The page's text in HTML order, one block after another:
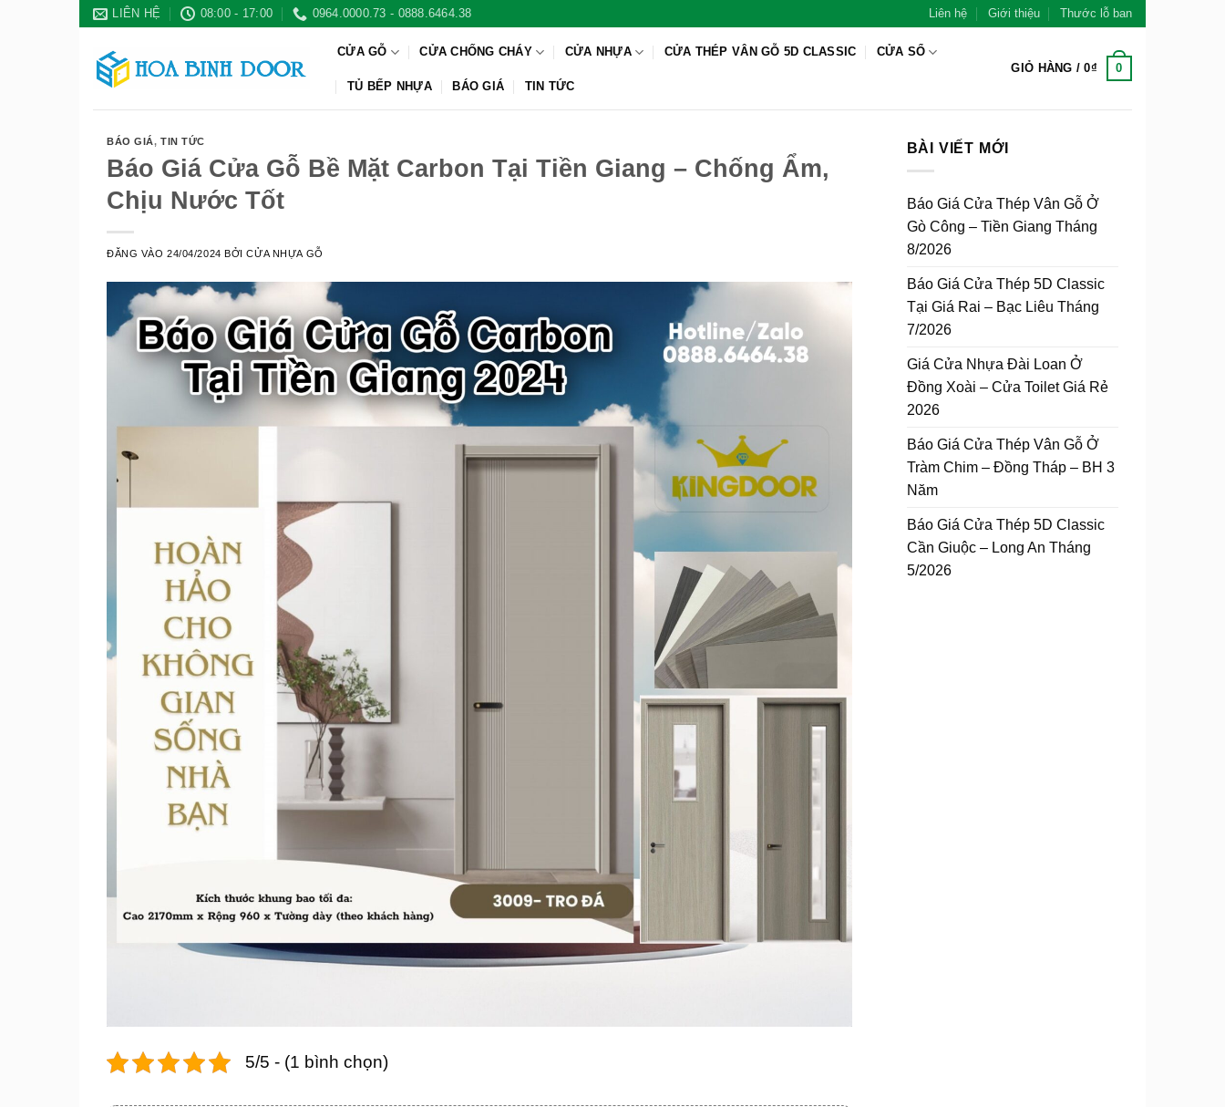
Bỏ
dung
LIÊN HỆ 08:00 - 17:00 0964.0000.73 - 0888.6464.38 Liên hệ Giới thiệu Thước lỗ ban
CỬA GỖ CỬA CHỐNG CHÁY CỬA NHỰA CỬA THÉP VÂN GỖ 5D CLASSIC CỬA SỔ
TỦ BẾP NHỰA BÁO GIÁ TIN TỨC
GIỎ HÀNG /0₫ 0
BÁO GIÁ,TIN TỨC
Báo Giá Cửa Gỗ Bề Mặt Carbon Tại Tiền Giang – Chống Ẩm,
Chịu Nước Tốt
ĐĂNG VÀO24/04/2024 BỞICỬA NHỰA GỖ
5/5 - (1 bình chọn)
BÀI VIẾT MỚI
Báo Giá Cửa Thép Vân Gỗ Ở
Gò Công – Tiền Giang Tháng
8/2026
Báo Giá Cửa Thép 5D Classic
Tại Giá Rai – Bạc Liêu Tháng
7/2026
Giá Cửa Nhựa Đài Loan Ở
Đồng Xoài – Cửa Toilet Giá Rẻ
2026
Báo Giá Cửa Thép Vân Gỗ Ở
Tràm Chim – Đồng Tháp – BH 3
Năm
Báo Giá Cửa Thép 5D Classic
Cần Giuộc – Long An Tháng
5/2026